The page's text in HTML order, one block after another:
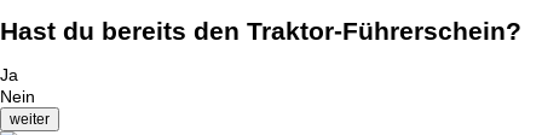
Hast du bereits den Traktor-Führerschein?
Ja
Nein